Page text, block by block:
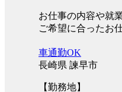
お仕事の内容や就
ご希望に合ったお
車通勤OK
長崎県 諫早市
【勤務地】